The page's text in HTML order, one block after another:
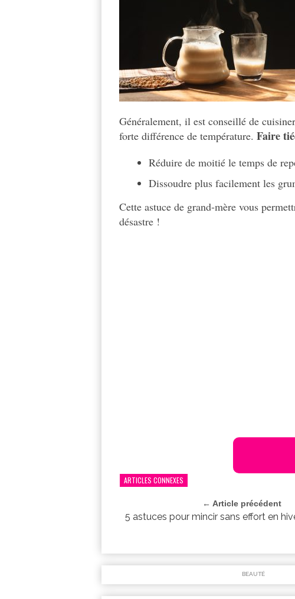
Généralement, il est conseillé de
forte différence de température. Faire
Réduire de moitié le temps de
Dissoudre plus facilement les
Cette astuce de grand-mère vous
désastre !
ARTICLES CONNEXES
← Article précédent
5 astuces pour mincir sans effort en
BEAUTÉ